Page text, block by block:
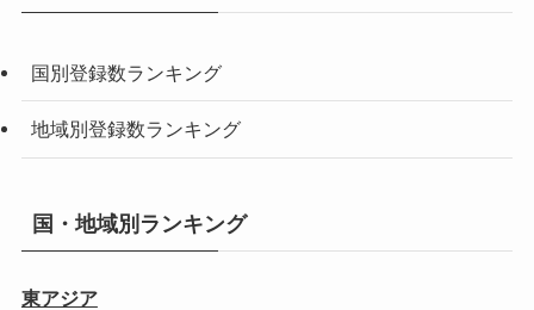
国別登録数ランキング
地域別登録数ランキング
国・地域別ランキング
東アジア